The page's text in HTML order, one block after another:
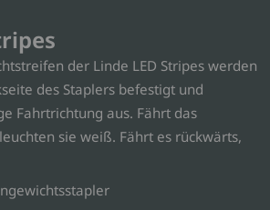
der Linde LED Stripes werden
des Staplers befestigt und
Fahrtrichtung aus. Fährt das
sie weiß. Fährt es rückwärts,